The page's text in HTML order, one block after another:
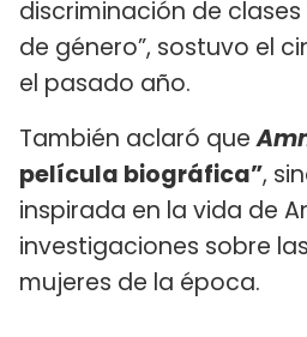
discriminación de
de género”, sostuvo el
el pasado año.
También aclaró que
película biográfica”,
inspirada en la vida de
investigaciones sobre
mujeres de la época.